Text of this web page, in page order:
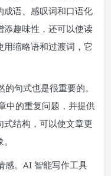
成语、感叹词和口语化
添趣味性，还可以使读
缩略语和过渡词，它
句式也是很重要的。
中的重复问题，并提供
式结构，可以使文章更
感。AI 智能写作工具